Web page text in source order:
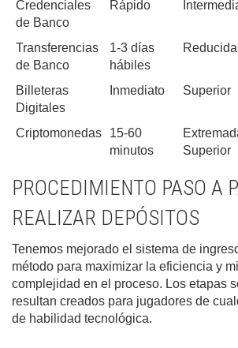
Credenciales
de Banco
Rápido
Transferencias
de Banco
1-3 días
hábiles
Reducida
Billeteras
Digitales
Inmediato Superior
Criptomonedas
15-60
minutos
Superior
PROCEDIMIENTO PASO A
REALIZAR DEPÓSITOS
Tenemos mejorado el sistema de
método para maximizar la eficiencia y
complejidad en el proceso. Los etapas
resultan creados para jugadores de
de habilidad tecnológica.